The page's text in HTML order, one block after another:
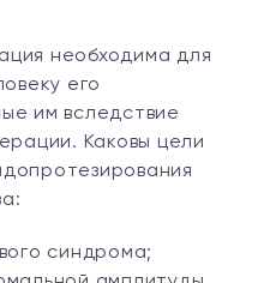
необходима для
его
им вследствие
Каковы цели
синдрома;